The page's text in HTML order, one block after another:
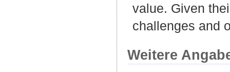
value. Given
challenges and
Weitere